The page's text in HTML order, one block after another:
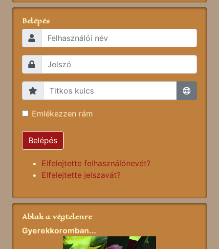
Belépés
Emlékezzen rám
Belépés
Elfelejtette felhasználónevét?
Elfelejtette jelszavát?
Ablak a végtelenre
Gyerekkoromban...